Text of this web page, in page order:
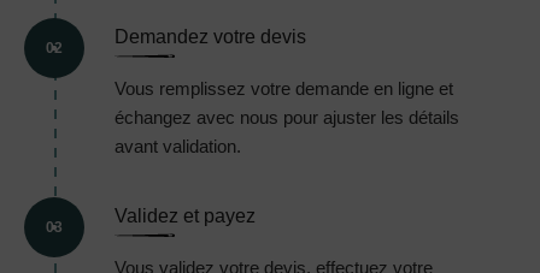
02
Demandez votre devis
Vous remplissez votre demande en ligne et
échangez avec nous pour ajuster les détails
avant validation.
03
Validez et payez
Vous validez votre devis, effectuez votre